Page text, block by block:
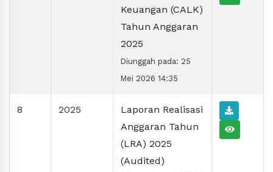
Keuangan (CALK)
Tahun Anggaran
2025
Diunggah pada: 25
Mei 2026 14:35
8 2025
Laporan Realisasi
Anggaran Tahun
(LRA) 2025
(Audited)